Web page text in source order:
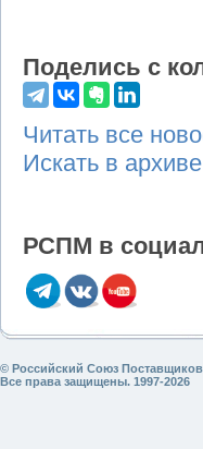
Поделись с
Читать все
Искать в архиве
РСПМ в
© Российский Союз
Все права защищены. 1997-2026